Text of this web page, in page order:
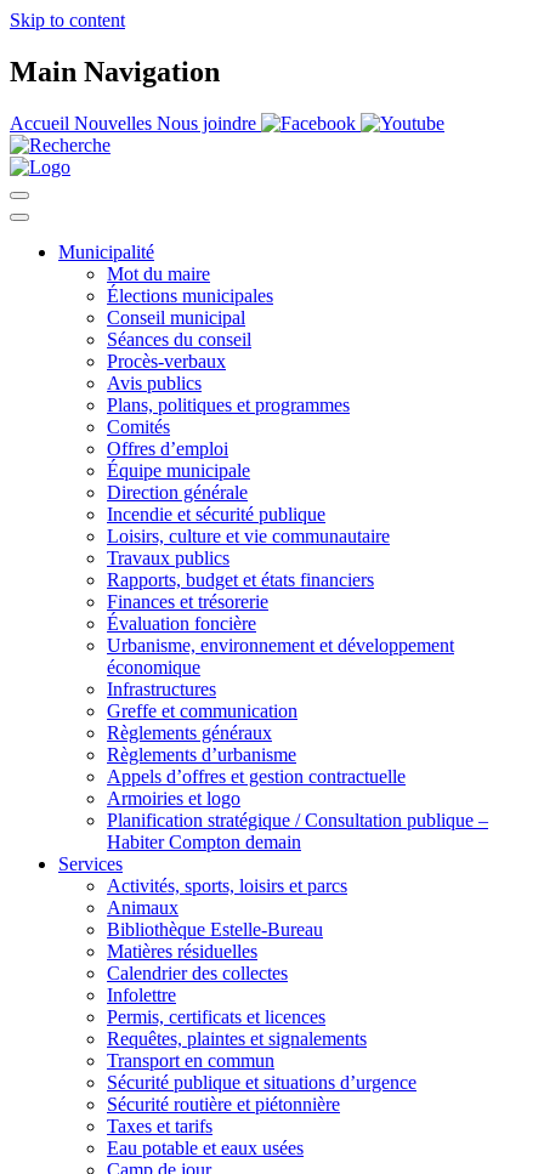
Skip to content
Main Navigation
Accueil Nouvelles Nous joindre
Municipalité
Mot du maire
Élections municipales
Conseil municipal
Séances du conseil
Procès-verbaux
Avis publics
Plans, politiques et programmes
Comités
Offres d’emploi
Équipe municipale
Direction générale
Incendie et sécurité publique
Loisirs, culture et vie communautaire
Travaux publics
Rapports, budget et états financiers
Finances et trésorerie
Évaluation foncière
Urbanisme, environnement et développement
économique
Infrastructures
Greffe et communication
Règlements généraux
Règlements d’urbanisme
Appels d’offres et gestion contractuelle
Armoiries et logo
Planification stratégique / Consultation publique –
Habiter Compton demain
Services
Activités, sports, loisirs et parcs
Animaux
Bibliothèque Estelle-Bureau
Matières résiduelles
Calendrier des collectes
Infolettre
Permis, certificats et licences
Requêtes, plaintes et signalements
Transport en commun
Sécurité publique et situations d’urgence
Sécurité routière et piétonnière
Taxes et tarifs
Eau potable et eaux usées
Camp de jour